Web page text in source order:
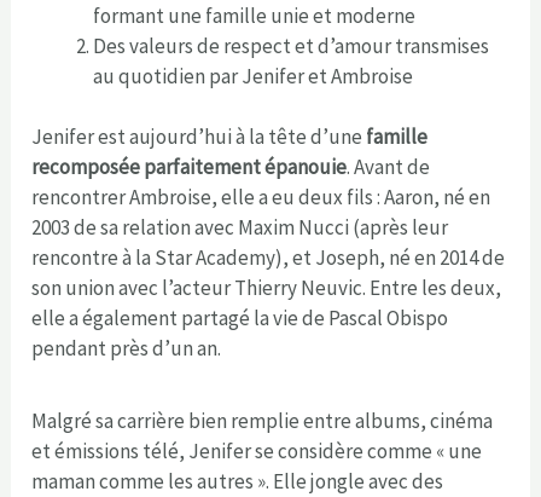
formant une famille unie et moderne
Des valeurs de respect et d’amour transmises
au quotidien par Jenifer et Ambroise
Jenifer est aujourd’hui à la tête d’une famille
recomposée parfaitement épanouie. Avant de
rencontrer Ambroise, elle a eu deux fils : Aaron, né en
2003 de sa relation avec Maxim Nucci (après leur
rencontre à la Star Academy), et Joseph, né en 2014 de
son union avec l’acteur Thierry Neuvic. Entre les deux,
elle a également partagé la vie de Pascal Obispo
pendant près d’un an.
Malgré sa carrière bien remplie entre albums, cinéma
et émissions télé, Jenifer se considère comme « une
maman comme les autres ». Elle jongle avec des